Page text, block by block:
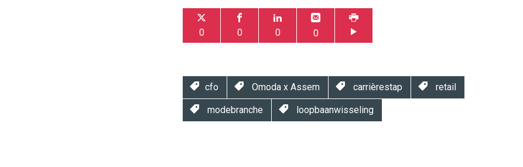
0 0 0 0
cfo Omoda x Assem carrièrestap retail
modebranche loopbaanwisseling